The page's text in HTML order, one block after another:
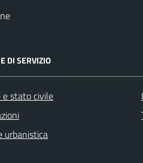
DI SERVIZIO
e stato civile
urbanistica